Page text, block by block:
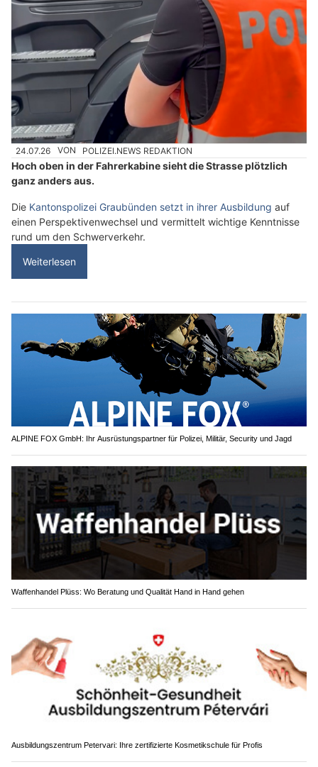
24.07.26 VON POLIZEI.NEWS REDAKTION
Hoch oben in der Fahrerkabine sieht die Strasse plötzlich
ganz anders aus.
Die Kantonspolizei Graubünden setzt in ihrer Ausbildung auf
einen Perspektivenwechsel und vermittelt wichtige Kenntnisse
rund um den Schwerverkehr.
Weiterlesen
ALPINE FOX GmbH: Ihr Ausrüstungspartner für Polizei, Militär, Security und Jagd
Waffenhandel Plüss: Wo Beratung und Qualität Hand in Hand gehen
Ausbildungszentrum Petervari: Ihre zertifizierte Kosmetikschule für Profis